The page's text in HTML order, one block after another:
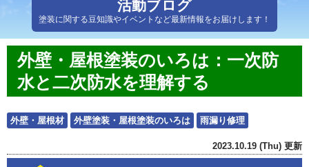
活動ブログ
塗装に関する豆知識やイベントなど最新情報をお届けします！
外壁・屋根塗装のいろは：一次防
水と二次防水を理解する
外壁・屋根材 外壁塗装・屋根塗装のいろは 雨漏り修理
2023.10.19 (Thu) 更新